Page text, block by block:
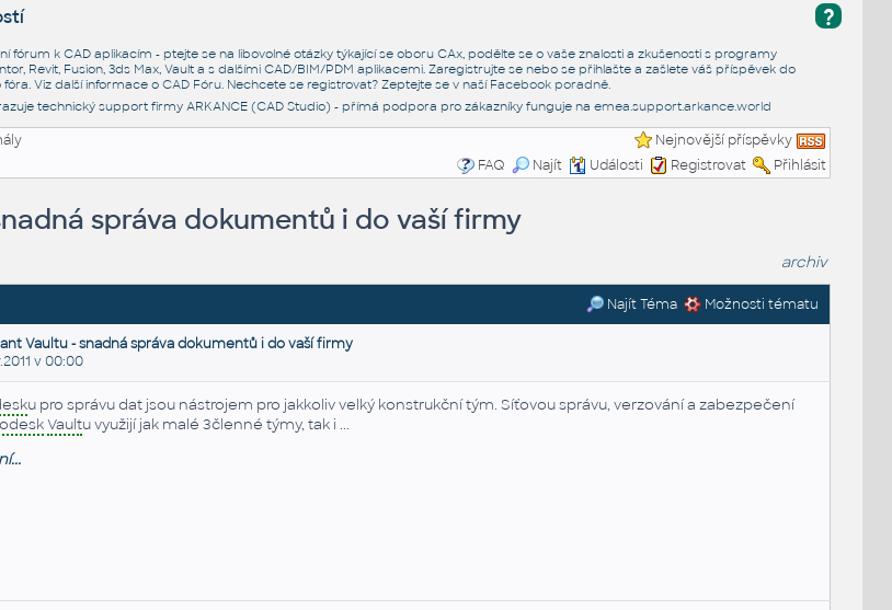
?
fórum k CAD aplikacím - ptejte se na libovolné otázky týkající se oboru CAx, podělte se o vaše znalosti a zkušenosti s programy
Revit, Fusion, 3ds Max, Vault a s dalšími CAD/BIM/PDM aplikacemi. Zaregistrujte se nebo se přihlašte a zašlete váš příspěvek do
Viz další informace o CAD Fóru. Nechcete se registrovat? Zeptejte se v naší Facebook poradně.
technický support firmy ARKANCE (CAD Studio) - přímá podpora pro zákazníky funguje na emea.support.arkance.world
Nejnovější příspěvky
FAQ
Najít Události Registrovat Přihlásit
správa dokumentů i do vaší firmy
archiv
Najít Téma Možnosti tématu
Vaultu - snadná správa dokumentů i do vaší firmy
v 00:00
u pro správu dat jsou nástrojem pro jakkoliv velký konstrukční tým. Síťovou správu, verzování a zabezpečení
Vaultu využijí jak malé 3členné týmy, tak i ...